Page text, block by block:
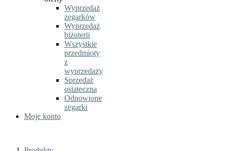
Wyprzedaż
zegarków
Wyprzedaż
biżuterii
Wszystkie
przedmioty
z
wyprzedaży
Sprzedaż
ostateczna
Odnowione
zegarki
Moje konto